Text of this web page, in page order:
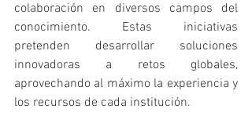
colaboración en diversos campos del
conocimiento. Estas iniciativas
pretenden desarrollar soluciones
innovadoras a retos globales,
aprovechando al máximo la experiencia y
los recursos de cada institución.